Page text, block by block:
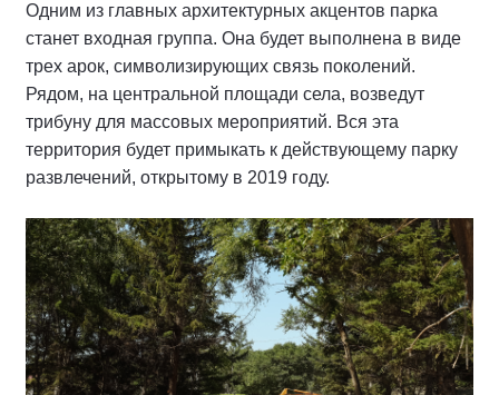
Одним из главных архитектурных акцентов парка
станет входная группа. Она будет выполнена в виде
трех арок, символизирующих связь поколений.
Рядом, на центральной площади села, возведут
трибуну для массовых мероприятий. Вся эта
территория будет примыкать к действующему парку
развлечений, открытому в 2019 году.